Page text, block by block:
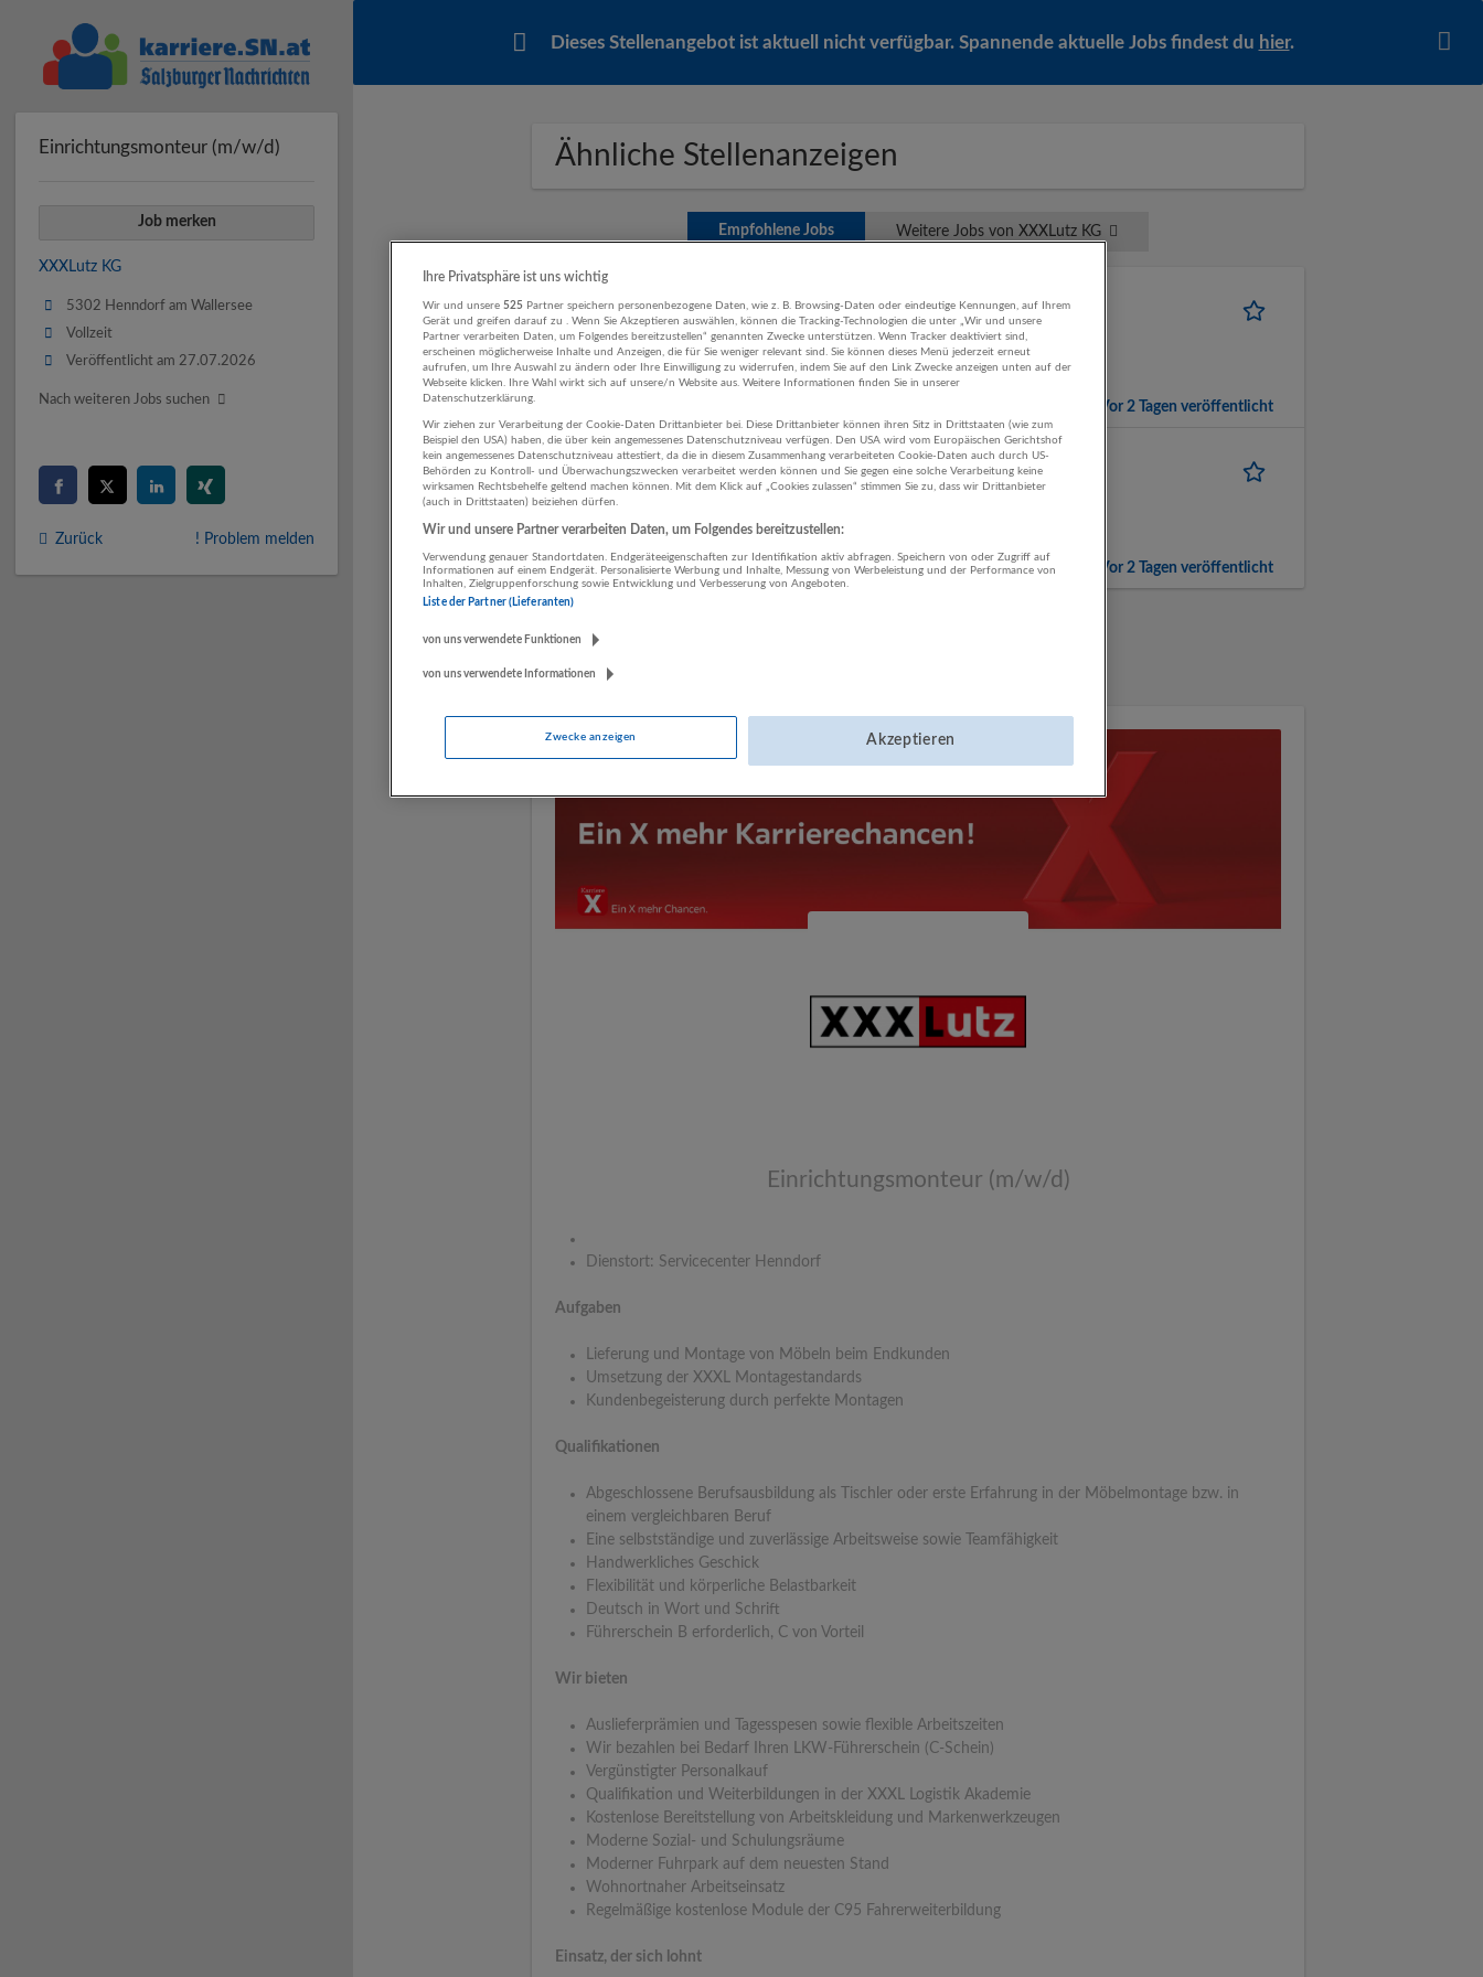
Dieses Stellenangebot ist aktuell nicht verfügbar. Spannende aktuelle Jobs findest du hier.
Ähnliche Stellenanzeigen
Empfohlene Jobs Weitere Jobs von XXXLutz KG
Einrichtungsmonteur (m/w/d)
04.08.2026,XXXLutz KG
5302 Henndorf am Wallersee
Handwerk
Vor 2 Tagen veröffentlicht
Bodenleger (m/w/d)
5302 Henndorf am Wallersee
Vor 2 Tagen veröffentlicht
Einrichtungsmonteur (m/w/d)
Dienstort: Servicecenter Henndorf
Aufgaben
Lieferung und Montage von Möbeln beim Endkunden
Umsetzung der XXXL Montagestandards
Kundenbegeisterung durch perfekte Montagen
Qualifikationen
Abgeschlossene Berufsausbildung als Tischler oder erste Erfahrung in der Möbelmontage bzw. in
einem vergleichbaren Beruf
Eine selbstständige und zuverlässige Arbeitsweise sowie Teamfähigkeit
Handwerkliches Geschick
Flexibilität und körperliche Belastbarkeit
Deutsch in Wort und Schrift
Führerschein B erforderlich, C von Vorteil
Wir bieten
Auslieferprämien und Tagesspesen sowie flexible Arbeitszeiten
Wir bezahlen bei Bedarf Ihren LKW-Führerschein (C-Schein)
Vergünstigter Personalkauf
Qualifikation und Weiterbildungen in der XXXL Logistik Akademie
Kostenlose Bereitstellung von Arbeitskleidung und Markenwerkzeugen
Moderne Sozial- und Schulungsräume
Moderner Fuhrpark auf dem neuesten Stand
Wohnortnaher Arbeitseinsatz
Regelmäßige kostenlose Module der C95 Fahrerweiterbildung
Einsatz, der sich lohnt
Einrichtungsmonteur (m/w/d)
Job merken
XXXLutz KG
5302 Henndorf am Wallersee
Vollzeit
Veröffentlicht am 27.07.2026
Nach weiteren Jobs suchen
Zurück ! Problem melden
Ihre Privatsphäre ist uns wichtig
Wir und unsere 525 Partner speichern personenbezogene Daten, wie z. B. Browsing-Daten oder eindeutige Kennungen, auf Ihrem
Gerät und greifen darauf zu . Wenn Sie Akzeptieren auswählen, können die Tracking-Technologien die unter „Wir und unsere
Partner verarbeiten Daten, um Folgendes bereitzustellen“ genannten Zwecke unterstützen. Wenn Tracker deaktiviert sind,
erscheinen möglicherweise Inhalte und Anzeigen, die für Sie weniger relevant sind. Sie können dieses Menü jederzeit erneut
aufrufen, um Ihre Auswahl zu ändern oder Ihre Einwilligung zu widerrufen, indem Sie auf den Link Zwecke anzeigen unten auf der
Webseite klicken. Ihre Wahl wirkt sich auf unsere/n Website aus. Weitere Informationen finden Sie in unserer
Datenschutzerklärung.
Wir ziehen zur Verarbeitung der Cookie-Daten Drittanbieter bei. Diese Drittanbieter können ihren Sitz in Drittstaaten (wie zum
Beispiel den USA) haben, die über kein angemessenes Datenschutzniveau verfügen. Den USA wird vom Europäischen Gerichtshof
kein angemessenes Datenschutzniveau attestiert, da die in diesem Zusammenhang verarbeiteten Cookie-Daten auch durch US-
Behörden zu Kontroll- und Überwachungszwecken verarbeitet werden können und Sie gegen eine solche Verarbeitung keine
wirksamen Rechtsbehelfe geltend machen können. Mit dem Klick auf „Cookies zulassen“ stimmen Sie zu, dass wir Drittanbieter
(auch in Drittstaaten) beiziehen dürfen.
Wir und unsere Partner verarbeiten Daten, um Folgendes bereitzustellen:
Verwendung genauer Standortdaten. Endgeräteeigenschaften zur Identifikation aktiv abfragen. Speichern von oder Zugriff auf
Informationen auf einem Endgerät. Personalisierte Werbung und Inhalte, Messung von Werbeleistung und der Performance von
Inhalten, Zielgruppenforschung sowie Entwicklung und Verbesserung von Angeboten.
Liste der Partner (Lieferanten)
von uns verwendete Funktionen
von uns verwendete Informationen
Zwecke anzeigen Akzeptieren